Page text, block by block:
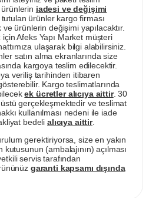
ürünlerin iadesi ve değişimi
ürünler kargo firması
ürünlerin değişimi yapılacaktır.
Afeks Yapı Market müşteri
ulaşarak bilgi alabilirsiniz.
satın alma ekranlarında size
kargoya teslim edilecektir.
veriliş tarihinden itibaren
Kargo teslimatlarında
ek ücretler alıcıya aittir. 30
gerçekleşmektedir ve teslimat
kullanılması nedeni ile iade
bedeli alıcıya aittir.
gerektiriyorsa, size en yakın
(ambalajının) açılması
servis tarafından
garanti kapsamı dışında